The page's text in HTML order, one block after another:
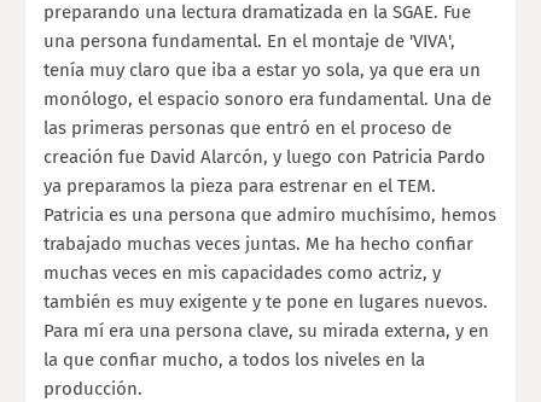
preparando una lectura dramatizada en la SGAE. Fue
una persona fundamental. En el montaje de 'VIVA',
tenía muy claro que iba a estar yo sola, ya que era un
monólogo, el espacio sonoro era fundamental. Una de
las primeras personas que entró en el proceso de
creación fue David Alarcón, y luego con Patricia Pardo
ya preparamos la pieza para estrenar en el TEM.
Patricia es una persona que admiro muchísimo, hemos
trabajado muchas veces juntas. Me ha hecho confiar
muchas veces en mis capacidades como actriz, y
también es muy exigente y te pone en lugares nuevos.
Para mí era una persona clave, su mirada externa, y en
la que confiar mucho, a todos los niveles en la
producción.